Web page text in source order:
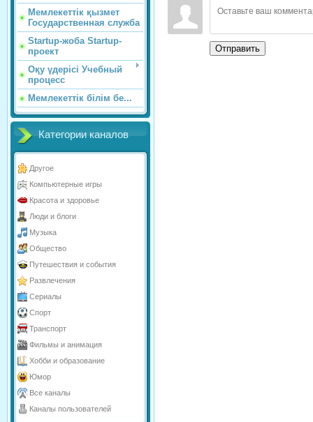
Мемлекеттік қызмет
Государственная служба
Startup-жоба Startup-
проект
Оқу үдерісі Учебный
процесс
Мемлекеттік білім бе...
Категории каналов
Другое
Компьютерные игры
Красота и здоровье
Люди и блоги
Музыка
Общество
Путешествия и события
Развлечения
Сериалы
Спорт
Транспорт
Фильмы и анимация
Хобби и образование
Юмор
Все каналы
Каналы пользователей
Отправить